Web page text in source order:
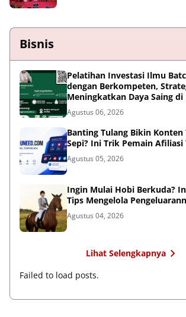
Bisnis
Pelatihan Investasi Ilmu
dengan Berkompeten,
Meningkatkan Daya Saing di
Persaingan Global
Agustus 06, 2026
Banting Tulang Bikin Konten
Sepi? Ini Trik Pemain Afiliasi
Agustus 05, 2026
Ingin Mulai Hobi Berkuda?
Tips Mengelola
Agustus 04, 2026
Lihat Selengkapnya
Failed to load posts.